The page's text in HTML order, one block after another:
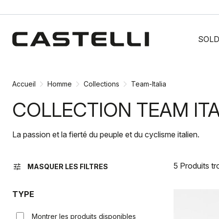
contenu
Accueil Homme Collections Team-Italia
COLLECTION TEAM
La passion et la fierté du peuple et du cyclisme italien.
tune MASQUER LES FILTRES 5 Produits
TYPE
Montrer les produits disponibles